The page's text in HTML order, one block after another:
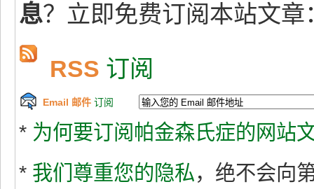
息？立即免费订阅本站文章
RSS 订阅
Email 邮件 订阅
* 为何要订阅帕金森氏症的网站
* 我们尊重您的隐私，绝不会向